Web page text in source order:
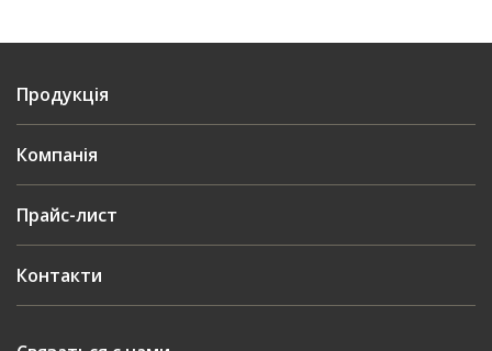
Продукція
Компанія
Прайс-лист
Контакти